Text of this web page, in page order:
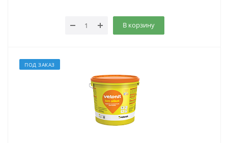
В корзину
ПОД ЗАКАЗ